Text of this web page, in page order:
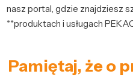
nasz portal, gdzie znajdziesz
**produktach i usługach
Pamiętaj, że o